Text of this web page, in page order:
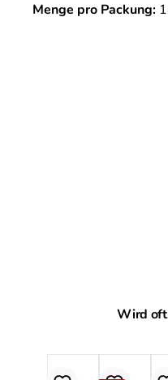
Menge pro Packung: 1
Produktgalerie
Wird